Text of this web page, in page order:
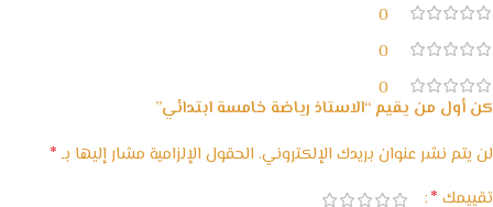
0
0
0
كن أول من يقيم “الاستاذ رياضة خامسة ابتدائي”
لن يتم نشر عنوان بريدك الإلكتروني. الحقول الإلزامية مشار إليها بـ*
تقييمك *